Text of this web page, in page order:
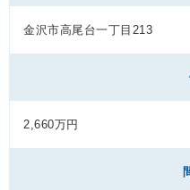
金沢市高尾台一丁目213
2,660万円